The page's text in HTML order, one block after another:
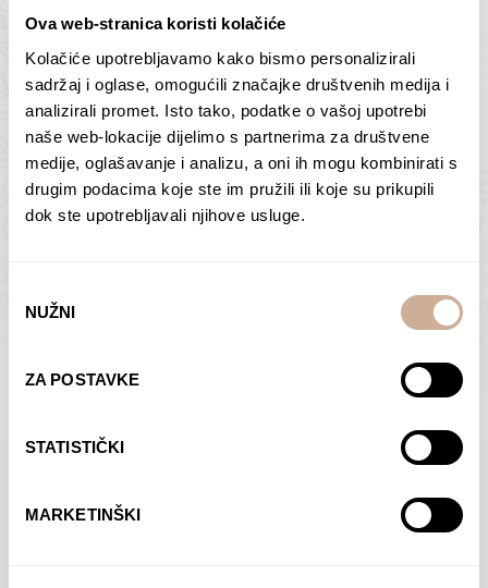
Ova web-stranica koristi kolačiće
Kolačiće upotrebljavamo kako bismo personalizirali
sadržaj i oglase, omogućili značajke društvenih medija i
analizirali promet. Isto tako, podatke o vašoj upotrebi
naše web-lokacije dijelimo s partnerima za društvene
medije, oglašavanje i analizu, a oni ih mogu kombinirati s
drugim podacima koje ste im pružili ili koje su prikupili
dok ste upotrebljavali njihove usluge.
pristanka
NUŽNI
ZA POSTAVKE
STATISTIČKI
MARKETINŠKI
Butan – ljudi 2
75,00€ – 138,00€Raspon
cijena:
od
75,00 €
138,00 €
ODABERI OPCIJE
Antarktika – krajolik
2
75,00€ – 138,00€Raspon
cijena:
od
ODABERI OPCIJE
Dolac
ODABERI OPCIJE
Moreškanti – sjena
€Raspon
od
75,00 €
do
138,00 €
ODABERI OPCIJE
POGLEDAJTE SVE PROIZVODE U OVOJ KATEGORIJI